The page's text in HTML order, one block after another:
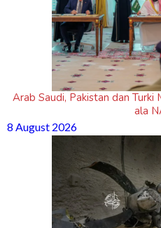
Arab Saudi, Pakistan dan
ala
8 August 2026